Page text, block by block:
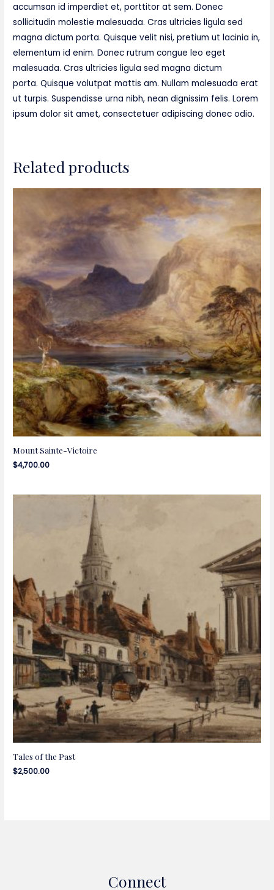
accumsan id imperdiet et, porttitor at sem. Donec
sollicitudin molestie malesuada. Cras ultricies ligula sed
magna dictum porta. Quisque velit nisi, pretium ut lacinia in,
elementum id enim. Donec rutrum congue leo eget
malesuada. Cras ultricies ligula sed magna dictum
porta. Quisque volutpat mattis am. Nullam malesuada erat
ut turpis. Suspendisse urna nibh, nean dignissim felis. Lorem
ipsum dolor sit amet, consectetuer adipiscing donec odio.
Related products
Mount Sainte-Victoire
$4,700.00
Tales of the Past
$2,500.00
Connect